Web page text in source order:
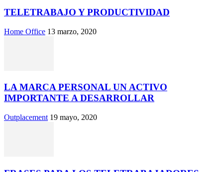
TELETRABAJO Y PRODUCTIVIDAD
Home Office 13 marzo, 2020
LA MARCA PERSONAL UN ACTIVO
IMPORTANTE A DESARROLLAR
Outplacement 19 mayo, 2020